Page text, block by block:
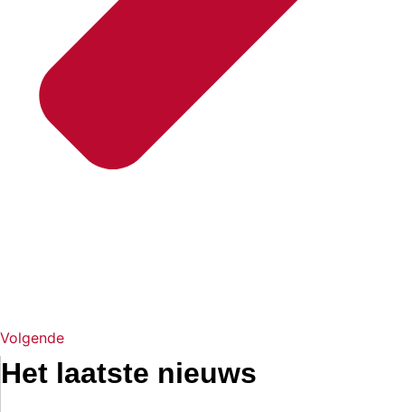
Volgende
Het laatste nieuws